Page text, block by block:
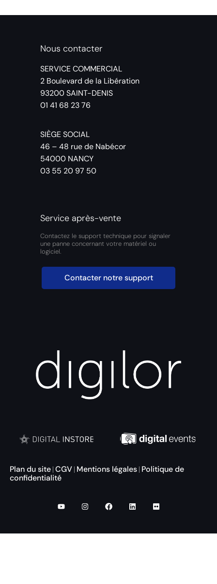
Nous contacter
SERVICE COMMERCIAL
2 Boulevard de la Libération
93200 SAINT-DENIS
01 41 68 23 76
SIÈGE SOCIAL
46 – 48 rue de Nabécor
54000 NANCY
03 55 20 97 50
Service après-vente
Contactez le support technique pour signaler
une panne concernant votre matériel ou
logiciel.
Contacter notre support
Plan du site | CGV | Mentions légales | Politique de
confidentialité